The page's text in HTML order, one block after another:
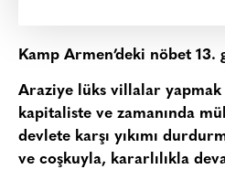
Kamp Armen’deki nöbet 13.
Araziye lüks villalar yapmak
kapitaliste ve zamanında
devlete karşı yıkımı
ve coşkuyla, kararlılıkla